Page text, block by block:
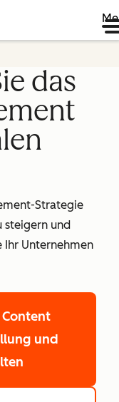
das
Strategie
steigern und
Ihr Unternehmen
und